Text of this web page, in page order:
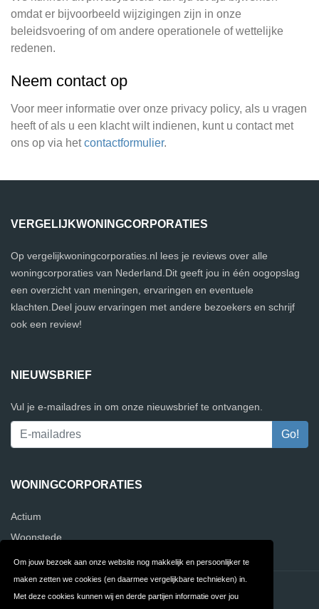
Om jouw bezoek aan onze website nog makkelijk en persoonlijker te
maken zetten we cookies (en daarmee vergelijkbare technieken) in.
Met deze cookies kunnen wij en derde partijen informatie over jou
omdat er bijvoorbeeld wijzigingen zijn in onze
beleidsvoering of om andere operationele of wettelijke
redenen.
Neem contact op
Voor meer informatie over onze privacy policy, als u vragen
heeft of als u een klacht wilt indienen, kunt u contact met
ons op via hetcontactformulier.
VERGELIJKWONINGCORPORATIES
Op vergelijkwoningcorporaties.nl lees je reviews over alle
woningcorporaties van Nederland.Dit geeft jou in één oogopslag
een overzicht van meningen, ervaringen en eventuele
klachten.Deel jouw ervaringen met andere bezoekers en schrijf
ook een review!
NIEUWSBRIEF
Vul je e-mailadres in om onze nieuwsbrief te ontvangen.
WONINGCORPORATIES
Actium
Woonstede
Contact Privacy